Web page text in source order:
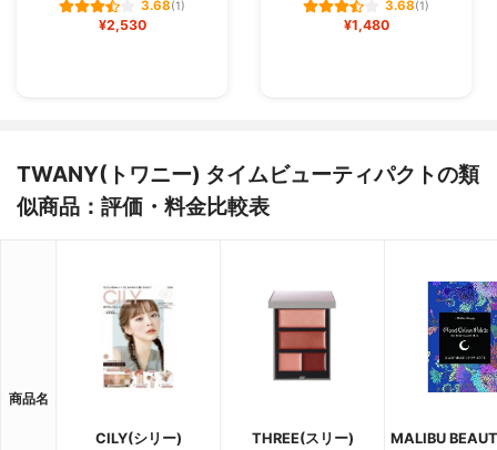
3.68(1)
¥2,530
3.68(1)
¥1,480
TWANY(トワニー) タイムビューティパクトの類
似商品：評価・料金比較表
商品名
CILY(シリー)
THREE(スリー)
MALIBU